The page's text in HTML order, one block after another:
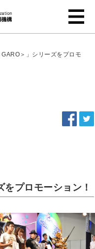
＞」シリーズをプロモ
プロモーション！